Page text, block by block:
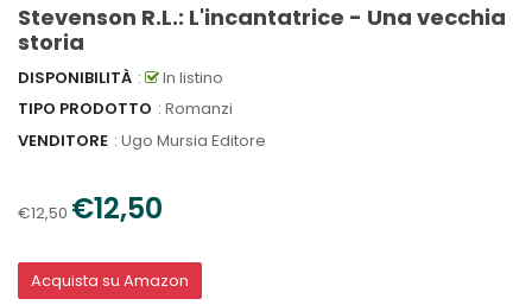
Stevenson R.L.: L'incantatrice - Una vecchia
storia
DISPONIBILITÀ :
In listino
TIPO PRODOTTO : Romanzi
VENDITORE : Ugo Mursia Editore
€12,50 €12,50
Acquista su Amazon